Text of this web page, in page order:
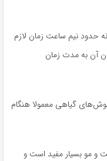
حدود نیم ساعت زمان لازم
آن بە مدت زمان
گیاهی معمولا هنگام
و مو بسیار مفید است و